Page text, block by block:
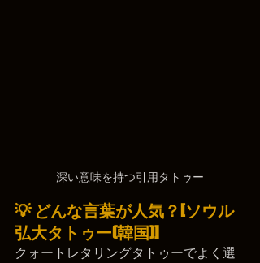
深い意味を持つ引用タトゥー
💡 どんな言葉が人気？[ソウル
弘大タトゥー(韓国)]
クォートレタリングタトゥーでよく選